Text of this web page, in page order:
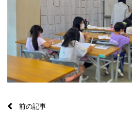
前の記事